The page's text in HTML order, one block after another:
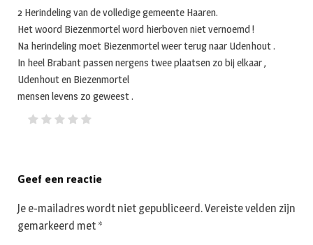
2 Herindeling van de volledige gemeente Haaren.
Het woord Biezenmortel word hierboven niet vernoemd !
Na herindeling moet Biezenmortel weer terug naar Udenhout .
In heel Brabant passen nergens twee plaatsen zo bij elkaar ,
Udenhout en Biezenmortel
mensen levens zo geweest .
Geef een reactie
Je e-mailadres wordt niet gepubliceerd.Vereiste velden zijn
gemarkeerd met *